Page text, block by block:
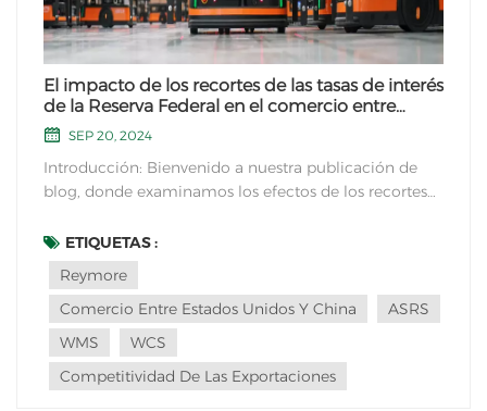
El impacto de los recortes de las tasas de interés
de la Reserva Federal en el comercio entre
Estados Unidos y China
SEP 20, 2024
Introducción: Bienvenido a nuestra publicación de
blog, donde examinamos los efectos de los recortes
comercio entre Estados Unidos y China. La Reserva
Federal, también conocida como Reserva Federal,
desempeña un p...
ETIQUETAS :
Reymore
Comercio Entre Estados Unidos Y China
ASRS
WMS
WCS
Competitividad De Las Exportaciones